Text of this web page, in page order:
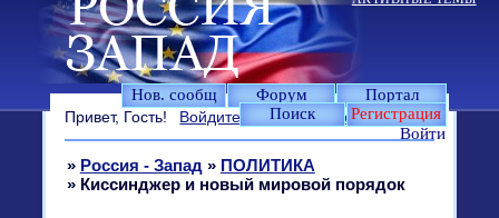
Нов. сообщ Форум
Портал
Поиск
Регистрация
Войти
Привет, Гость! Войдите илизарегистрируйтесь.
» Россия - Запад » ПОЛИТИКА
» Киссинджер и новый мировой порядок